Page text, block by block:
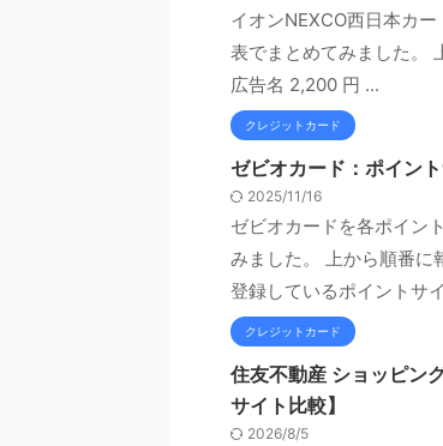
イオンNEXCO西日本カ
表でまとめてみました。
広告名 2,200 円 ...
クレジットカード
ゼビオカード：ポイン
2025/11/16
ゼビオカードを各ポイン
みました。 上から順番に
登録しているポイントサ
クレジットカード
住友不動産 ショッピン
サイト比較】
2026/8/5